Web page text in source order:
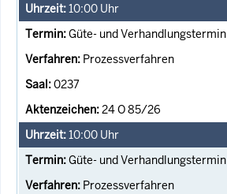
10:00 Uhr
Güte- und Verhandlungstermin
Prozessverfahren
0237
24 O 85/26
10:00 Uhr
Güte- und Verhandlungstermin
Prozessverfahren